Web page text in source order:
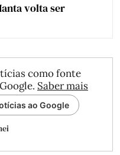
volta ser
como fonte
Saber mais
ao Google